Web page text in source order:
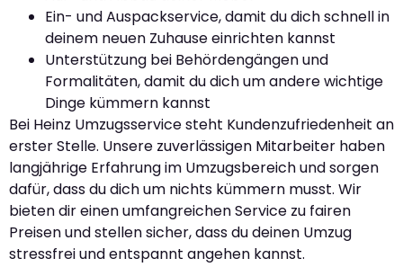
Ein- und Auspackservice, damit du dich schnell in
deinem neuen Zuhause einrichten kannst
Unterstützung bei Behördengängen und
Formalitäten, damit du dich um andere wichtige
Dinge kümmern kannst
Bei Heinz Umzugsservice steht Kundenzufriedenheit an
erster Stelle. Unsere zuverlässigen Mitarbeiter haben
langjährige Erfahrung im Umzugsbereich und sorgen
dafür, dass du dich um nichts kümmern musst. Wir
bieten dir einen umfangreichen Service zu fairen
Preisen und stellen sicher, dass du deinen Umzug
stressfrei und entspannt angehen kannst.